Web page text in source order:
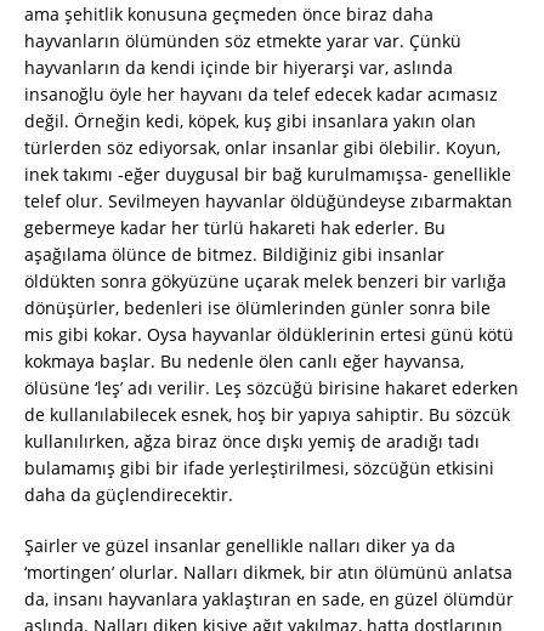
ama şehitlik konusuna geçmeden önce biraz daha
hayvanların ölümünden söz etmekte yarar var. Çünkü
hayvanların da kendi içinde bir hiyerarşi var, aslında
insanoğlu öyle her hayvanı da telef edecek kadar acımasız
değil. Örneğin kedi, köpek, kuş gibi insanlara yakın olan
türlerden söz ediyorsak, onlar insanlar gibi ölebilir. Koyun,
inek takımı -eğer duygusal bir bağ kurulmamışsa- genellikle
telef olur. Sevilmeyen hayvanlar öldüğündeyse zıbarmaktan
gebermeye kadar her türlü hakareti hak ederler. Bu
aşağılama ölünce de bitmez. Bildiğiniz gibi insanlar
öldükten sonra gökyüzüne uçarak melek benzeri bir varlığa
dönüşürler, bedenleri ise ölümlerinden günler sonra bile
mis gibi kokar. Oysa hayvanlar öldüklerinin ertesi günü kötü
kokmaya başlar. Bu nedenle ölen canlı eğer hayvansa,
ölüsüne ‘leş’ adı verilir. Leş sözcüğü birisine hakaret ederken
de kullanılabilecek esnek, hoş bir yapıya sahiptir. Bu sözcük
kullanılırken, ağza biraz önce dışkı yemiş de aradığı tadı
bulamamış gibi bir ifade yerleştirilmesi, sözcüğün etkisini
daha da güçlendirecektir.
Şairler ve güzel insanlar genellikle nalları diker ya da
‘mortingen’ olurlar. Nalları dikmek, bir atın ölümünü anlatsa
da, insanı hayvanlara yaklaştıran en sade, en güzel ölümdür
aslında. Nalları diken kişiye ağıt yakılmaz, hatta dostlarının